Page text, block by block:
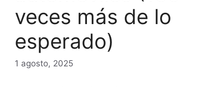
veces más de lo
esperado)
1 agosto, 2025